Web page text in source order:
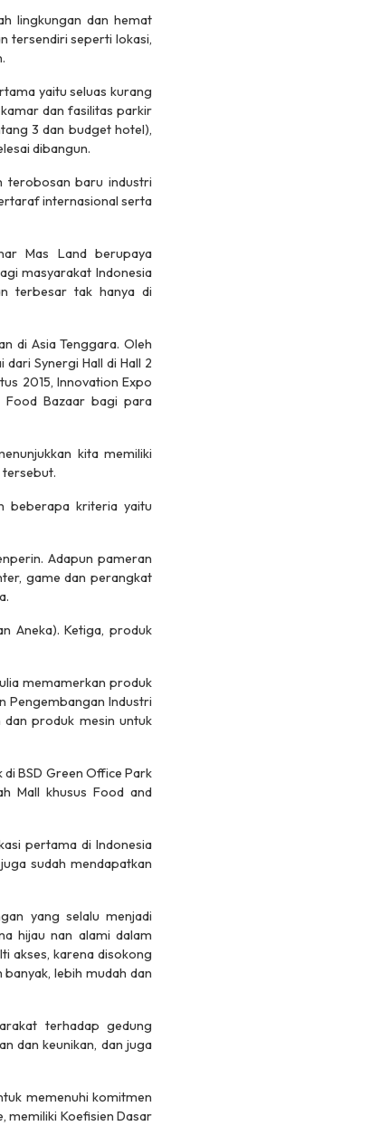
lingkungan dan hemat
tersendiri seperti lokasi,
yaitu seluas kurang
dan fasilitas parkir
3 dan budget hotel),
dibangun.
terobosan baru industri
internasional serta
Mas Land berupaya
masyarakat Indonesia
terbesar tak hanya di
di Asia Tenggara. Oleh
Synergi Hall di Hall 2
2015, Innovation Expo
Food Bazaar bagi para
kita memiliki
tersebut.
beberapa kriteria yaitu
Adapun pameran
game dan perangkat
Aneka). Ketiga, produk
memamerkan produk
Pengembangan Industri
dan produk mesin untuk
BSD Green Office Park
Mall khusus Food and
pertama di Indonesia
sudah mendapatkan
yang selalu menjadi
hijau nan alami dalam
akses, karena disokong
lebih mudah dan
terhadap gedung
dan keunikan, dan juga
memenuhi komitmen
memiliki Koefisien Dasar